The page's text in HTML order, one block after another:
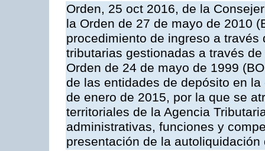
Orden, 25 oct 2016, de la
la Orden de 27 de mayo de 2010
procedimiento de ingreso a
tributarias gestionadas a través
Orden de 24 de mayo de 1999
de las entidades de depósito en
de enero de 2015, por la que se
territoriales de la Agencia
administrativas, funciones y
presentación de la